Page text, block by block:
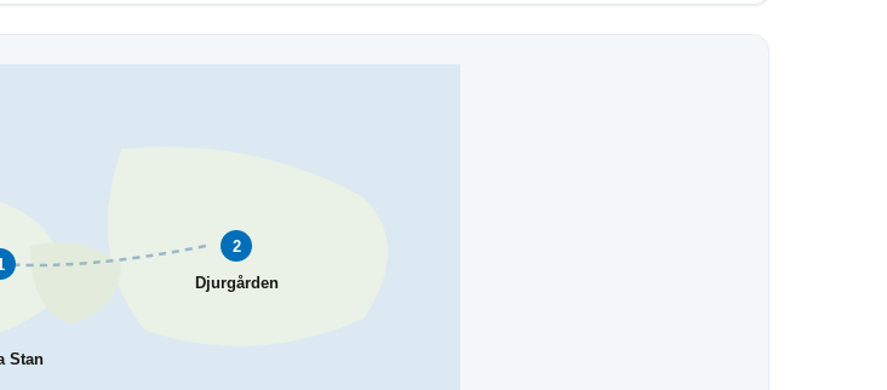
Stan
2
Djurgården